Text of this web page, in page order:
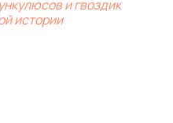
и гвоздик
истории